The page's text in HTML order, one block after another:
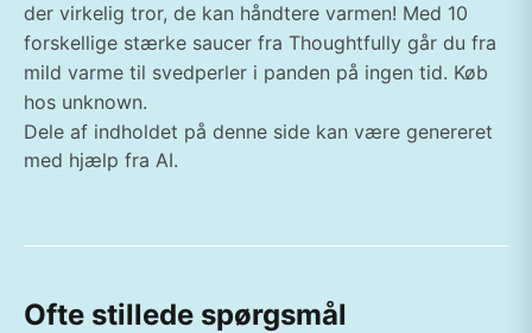
der virkelig tror, de kan håndtere varmen! Med 10
forskellige stærke saucer fra Thoughtfully går du fra
mild varme til svedperler i panden på ingen tid. Køb
hos unknown.
Dele af indholdet på denne side kan være genereret
med hjælp fra AI.
Ofte stillede spørgsmål